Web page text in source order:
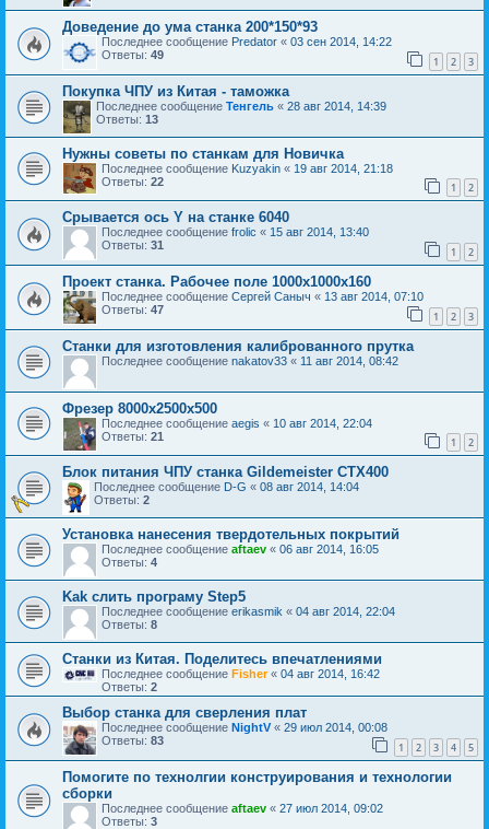
Доведение до ума станка 200*150*93
Последнее сообщение Predator « 03 сен 2014, 14:22
Ответы: 49 1 2 3
Покупка ЧПУ из Китая - таможка
Последнее сообщение Тенгель « 28 авг 2014, 14:39
Ответы: 13
Нужны советы по станкам для Новичка
Последнее сообщение Kuzyakin « 19 авг 2014, 21:18
Ответы: 22 1 2
Срывается ось Y на станке 6040
Последнее сообщение frolic « 15 авг 2014, 13:40
Ответы: 31 1 2
Проект станка. Рабочее поле 1000х1000х160
Последнее сообщение Сергей Саныч « 13 авг 2014, 07:10
Ответы: 47 1 2 3
Станки для изготовления калиброванного прутка
Последнее сообщение nakatov33 « 11 авг 2014, 08:42
Фрезер 8000х2500х500
Последнее сообщение aegis « 10 авг 2014, 22:04
Ответы: 21 1 2
Блок питания ЧПУ станка Gildemeister CTX400
Последнее сообщение D-G « 08 авг 2014, 14:04
Ответы: 2
Установка нанесения твердотельных покрытий
Последнее сообщение aftaev « 06 авг 2014, 16:05
Ответы: 4
Kak слить програму Step5
Последнее сообщение erikasmik « 04 авг 2014, 22:04
Ответы: 8
Станки из Китая. Поделитесь впечатлениями
Последнее сообщение Fisher« 04 авг 2014, 16:42
Ответы: 2
Выбор станка для сверления плат
Последнее сообщение NightV « 29 июл 2014, 00:08
Ответы: 83 1 2 3 4 5
Помогите по технолгии конструирования и технологии
сборки
Последнее сообщение aftaev « 27 июл 2014, 09:02
Ответы: 3